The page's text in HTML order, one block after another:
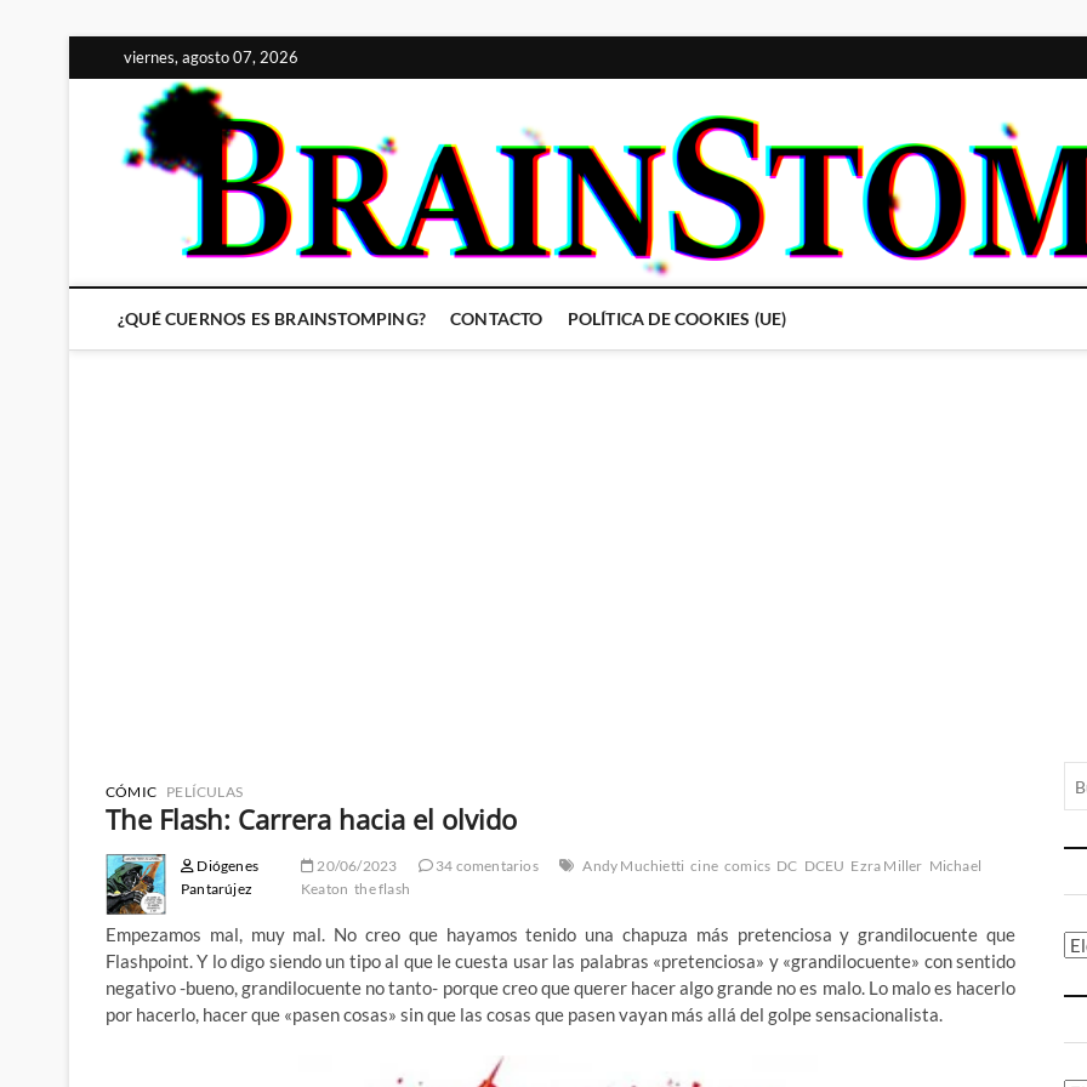
al
contenido
viernes, agosto 07, 2026
¿QUÉ CUERNOS ES BRAINSTOMPING? CONTACTO POLÍTICA DE COOKIES (UE)
CÓMIC PELÍCULAS
The Flash: Carrera hacia el olvido
Diógenes
Pantarújez
20/06/2023 34 comentarios Andy Muchietti cine comics DC DCEU Ezra Miller Michael
Keaton the flash
Empezamos mal, muy mal. No creo que hayamos tenido una chapuza más pretenciosa y grandilocuente que
Flashpoint. Y lo digo siendo un tipo al que le cuesta usar las palabras «pretenciosa» y «grandilocuente» con sentido
negativo -bueno, grandilocuente no tanto- porque creo que querer hacer algo grande no es malo. Lo malo es hacerlo
por hacerlo, hacer que «pasen cosas» sin que las cosas que pasen vayan más allá del golpe sensacionalista.